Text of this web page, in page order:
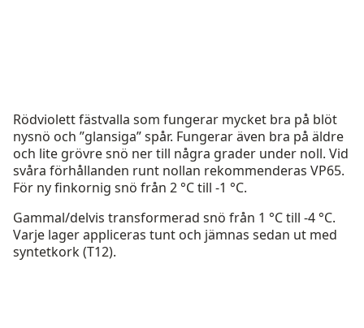
Rödviolett fästvalla som fungerar mycket bra på blöt
nysnö och ”glansiga” spår. Fungerar även bra på äldre
och lite grövre snö ner till några grader under noll. Vid
svåra förhållanden runt nollan rekommenderas VP65.
För ny finkornig snö från 2 °C till -1 °C.
Gammal/delvis transformerad snö från 1 °C till -4 °C.
Varje lager appliceras tunt och jämnas sedan ut med
syntetkork (T12).